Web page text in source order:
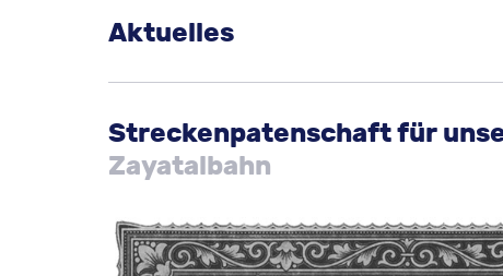
Aktuelles
Streckenpatenschaft für
Zayatalbahn